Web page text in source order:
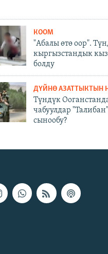
КООМ
"Абалы өтө оор".
кыргызстандык
болду
ДҮЙНӨ АЗАТТЫКТЫН
Түндүк
чабуулдар
сынообу?